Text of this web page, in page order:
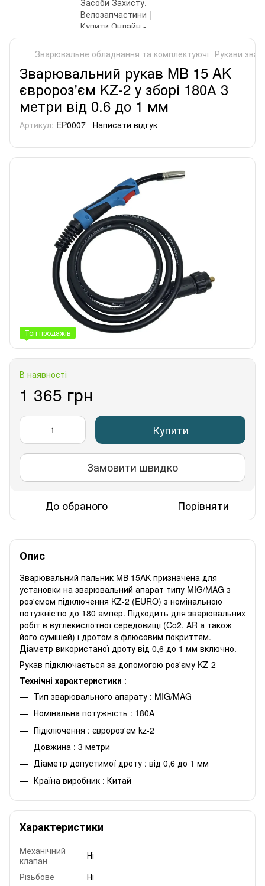
Зварювальне обладнання та комплектуючі Рукави
Зварювальний рукав MB 15 AK
євророз'єм KZ-2 у зборі 180А 3
метри від 0.6 до 1 мм
Артикул: EP0007 Написати відгук
Топ продажів
В наявності
1 365 грн
Купити
Замовити швидко
До обраного Порівняти
Опис
Зварювальний пальник MB 15AK призначена для
установки на зварювальний апарат типу MIG/MAG з
роз'ємом підключення KZ-2 (EURO) з номінальною
потужністю до 180 ампер. Підходить для зварювальних
робіт в вуглекислотної середовищі (Co2, AR а також
його сумішей) і дротом з флюсовим покриттям.
Діаметр використаної дроту від 0,6 до 1 мм включно.
Рукав підключається за допомогою роз'єму KZ-2
Технічні характеристики :
Тип зварювального апарату : MIG/MAG
Номінальна потужність : 180A
Підключення : євророз'єм kz-2
Довжина : 3 метри
Діаметр допустимої дроту : від 0,6 до 1 мм
Країна виробник : Китай
Характеристики
Механічний
клапан
Ні
Різьбове
Ні